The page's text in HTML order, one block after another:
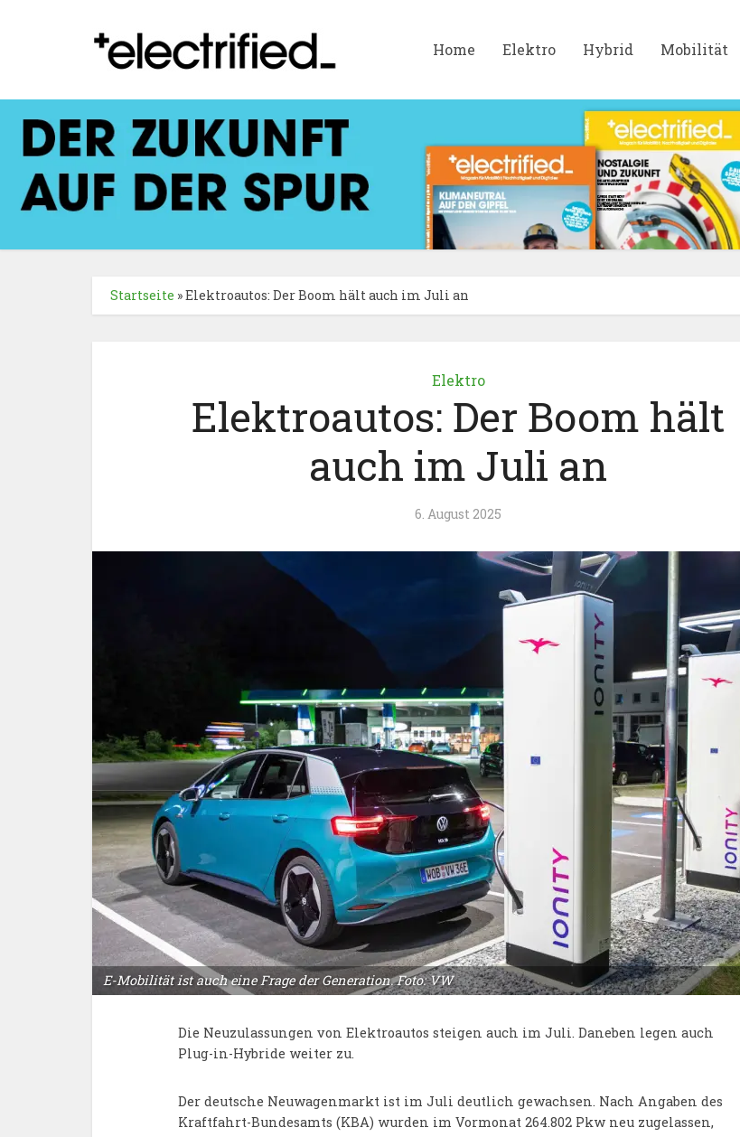
Home Elektro Hybrid Mobilität
Startseite »Elektroautos: Der Boom hält auch im Juli an
Elektro
Elektroautos: Der Boom hält
auch im Juli an
6. August 2025
E-Mobilität ist auch eine Frage der Generation. Foto: VW
Die Neuzulassungen von Elektroautos steigen auch im Juli. Daneben legen auch
Plug-in-Hybride weiter zu.
Der deutsche Neuwagenmarkt ist im Juli deutlich gewachsen. Nach Angaben des
Kraftfahrt-Bundesamts (KBA) wurden im Vormonat 264.802 Pkw neu zugelassen,